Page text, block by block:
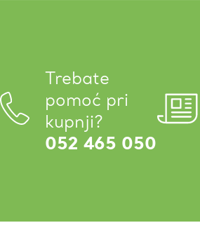
Trebate
pomoć pri
kupnji?
052 465 050